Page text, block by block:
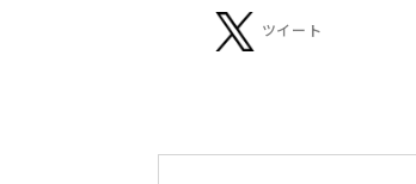
ツイート